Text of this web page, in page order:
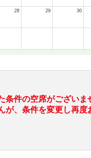
28 29 30
条件の空席がございま
が、条件を変更し再度